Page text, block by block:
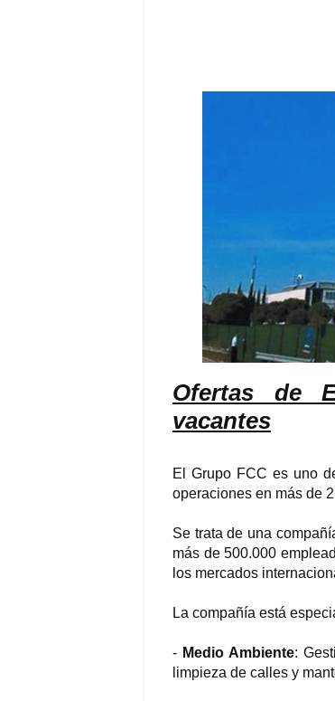
Ofertas de
vacantes
El Grupo FCC es uno
operaciones en más de
Se trata de una
más de 500.000
los mercados
La compañía está
- Medio Ambiente:
limpieza de calles y